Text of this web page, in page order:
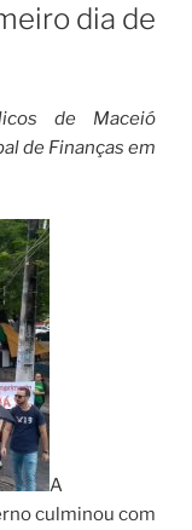
dia de
de Maceió
de Finanças em
A
culminou com